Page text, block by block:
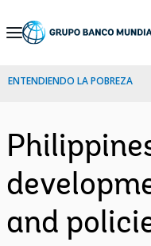
Skip
Navigation
ENTENDIENDO LA POBREZA
and